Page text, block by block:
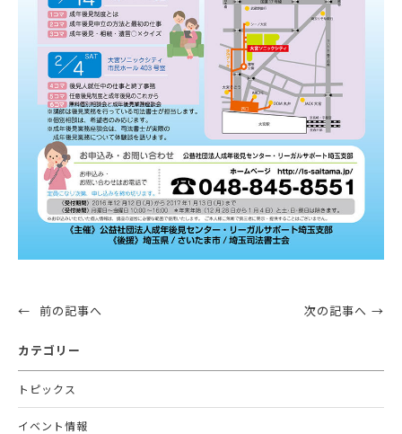
前の記事へ 次の記事へ
カテゴリー
トピックス
イベント情報